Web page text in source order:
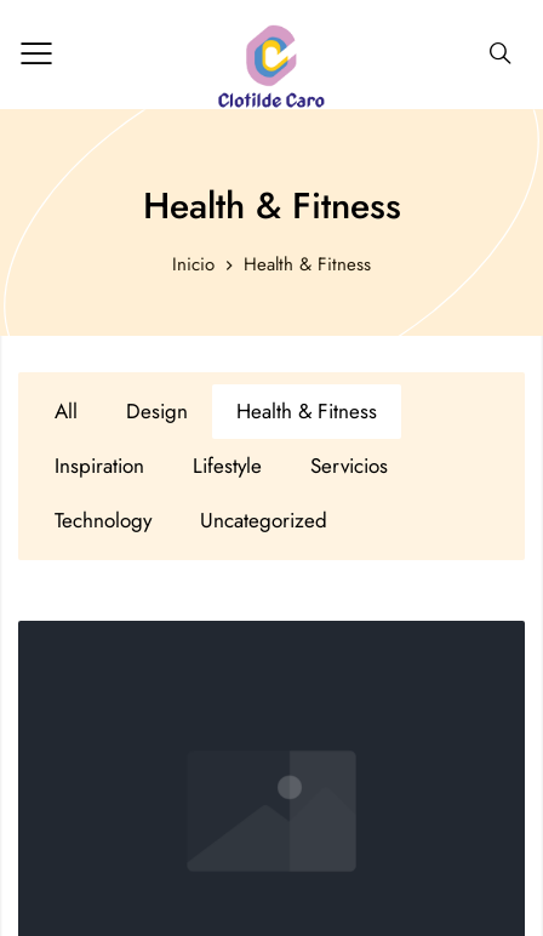
Health & Fitness
Inicio Health & Fitness
All Design
Health & Fitness
Inspiration
Lifestyle
Servicios
Technology
Uncategorized